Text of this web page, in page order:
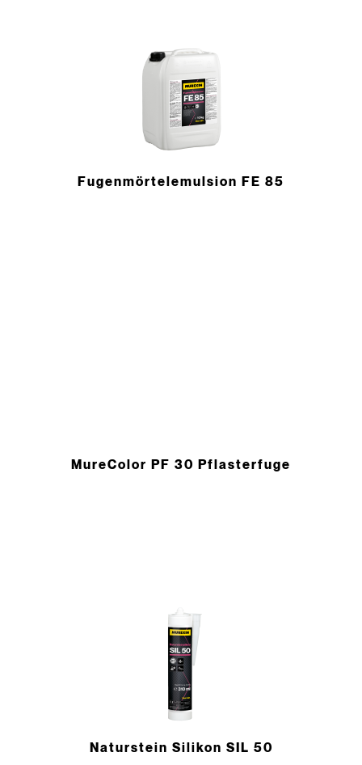
Fugenmörtelemulsion FE 85
MureColor PF 30 Pflasterfuge
Naturstein Silikon SIL 50